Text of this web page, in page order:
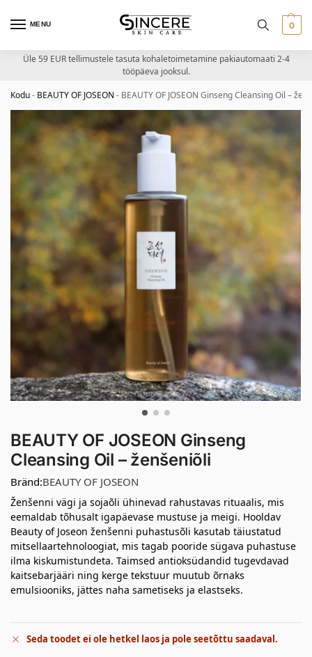
MENU 0
Üle 59 EUR tellimustele tasuta kohaletoimetamine pakiautomaati 2-4
tööpäeva jooksul.
Kodu- BEAUTY OF JOSEON - BEAUTY OF JOSEON Ginseng Cleansing Oil –
BEAUTY OF JOSEON Ginseng
Cleansing Oil – ženšeniõli
Bränd:BEAUTY OF JOSEON
Ženšenni vägi ja sojaõli ühinevad rahustavas rituaalis, mis
eemaldab tõhusalt igapäevase mustuse ja meigi. Hooldav
Beauty of Joseon ženšenni puhastusõli kasutab täiustatud
mitsellaartehnoloogiat, mis tagab pooride sügava puhastuse
ilma kiskumistundeta. Taimsed antioksüdandid tugevdavad
kaitsebarjääri ning kerge tekstuur muutub õrnaks
emulsiooniks, jättes naha sametiseks ja elastseks.
Seda toodet ei ole hetkel laos ja pole seetõttu saadaval.